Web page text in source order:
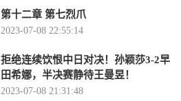
第十二章 第七烈爪
2023-07-08 22:55:14
拒绝连续饮恨中日对决！孙颖莎3-2早
田希娜，半决赛静待王曼昱！
2023-07-08 21:31:48